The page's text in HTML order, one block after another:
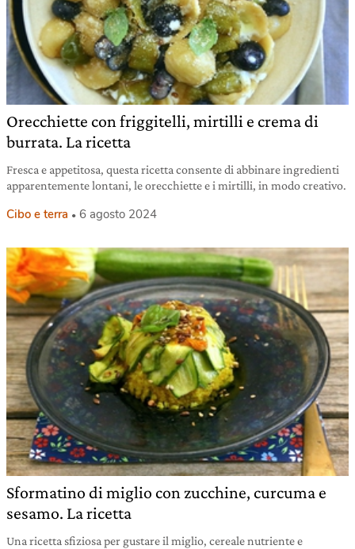
Orecchiette con friggitelli, mirtilli e crema di
burrata. La ricetta
Fresca e appetitosa, questa ricetta consente di abbinare ingredienti
apparentemente lontani, le orecchiette e i mirtilli, in modo creativo.
Cibo e terra 6 agosto 2024
Sformatino di miglio con zucchine, curcuma e
sesamo. La ricetta
Una ricetta sfiziosa per gustare il miglio, cereale nutriente e